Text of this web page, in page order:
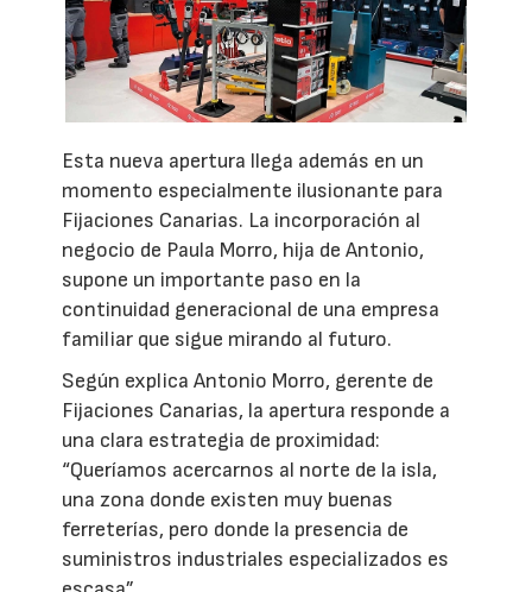
Esta nueva apertura llega además en un
momento especialmente ilusionante para
Fijaciones Canarias. La incorporación al
negocio de Paula Morro, hija de Antonio,
supone un importante paso en la
continuidad generacional de una empresa
familiar que sigue mirando al futuro.
Según explica Antonio Morro, gerente de
Fijaciones Canarias, la apertura responde a
una clara estrategia de proximidad:
“Queríamos acercarnos al norte de la isla,
una zona donde existen muy buenas
ferreterías, pero donde la presencia de
suministros industriales especializados es